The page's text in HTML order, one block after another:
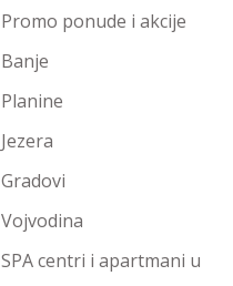
Promo ponude i akcije
Banje
Planine
Jezera
Gradovi
Vojvodina
SPA centri i apartmani u